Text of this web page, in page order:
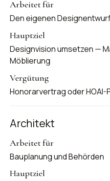
Den eigenen
Designvision umsetzen —
Möblierung
Honorarvertrag oder HOAI-
Architekt
Bauplanung und Behörden